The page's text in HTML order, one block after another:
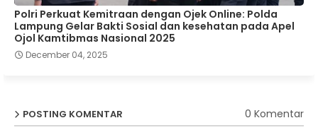
Polri Perkuat Kemitraan dengan Ojek Online: Polda
Lampung Gelar Bakti Sosial dan kesehatan pada Apel
Ojol Kamtibmas Nasional 2025
December 04, 2025
POSTING KOMENTAR 0 Komentar